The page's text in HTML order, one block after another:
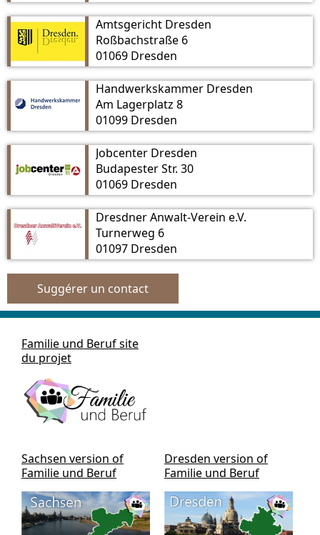
Amtsgericht Dresden
Roßbachstraße 6
01069 Dresden
Handwerkskammer Dresden
Am Lagerplatz 8
01099 Dresden
Jobcenter Dresden
Budapester Str. 30
01069 Dresden
Dresdner Anwalt-Verein e.V.
Turnerweg 6
01097 Dresden
Suggérer un contact
Familie und Beruf site
du projet
Sachsen version of
Familie und Beruf
Dresden version of
Familie und Beruf